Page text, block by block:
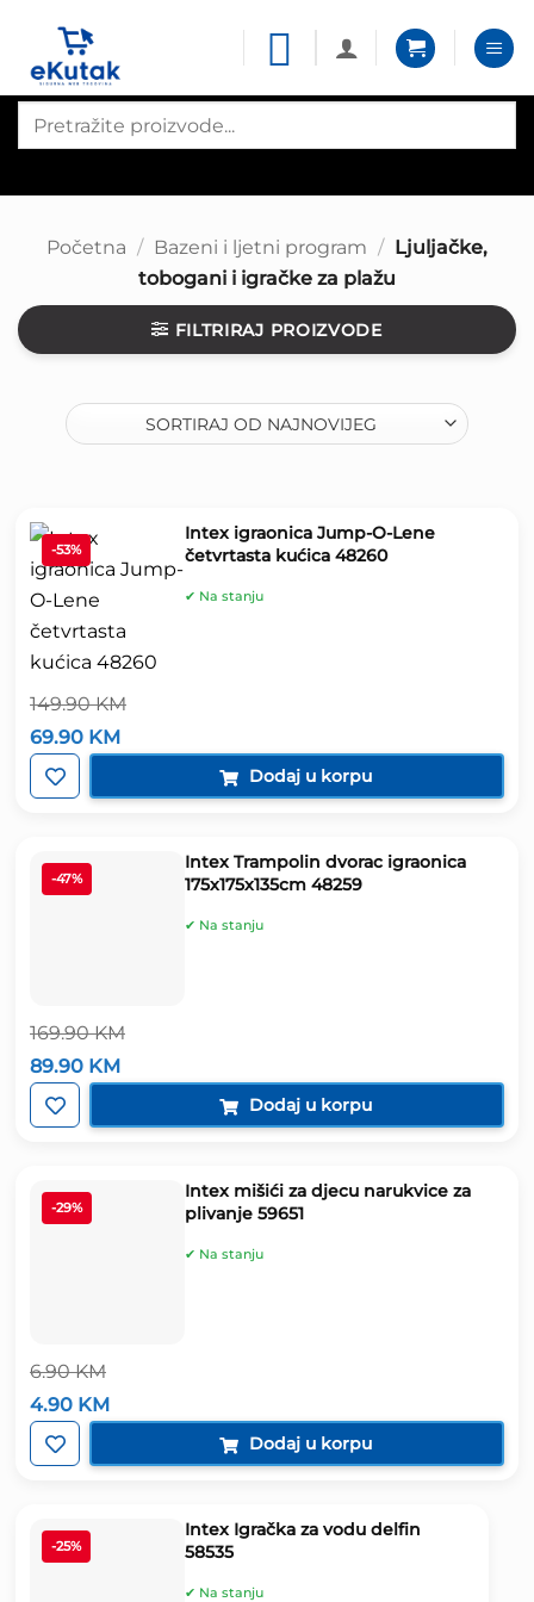
content
search
Početna / Bazeni i ljetni program / Ljuljačke,
tobogani i igračke za plažu
FILTRIRAJ PROIZVODE
-53%
149.90KM
Izvorna
cijena
bila
je:
69.90 KM
cijena
69.90 KM.
Intex igraonica Jump-O-Lene
četvrtasta kućica 48260
✔ Na stanju
Dodaj u korpu
-47%
169.90KM
Izvorna
cijena
bila
je:
89.90 KM
cijena
89.90 KM.
Intex Trampolin dvorac igraonica
175x175x135cm 48259
✔ Na stanju
Dodaj u korpu
-29%
6.90KM
Izvorna
cijena
bila
je:
4.90 KM
cijena
4.90 KM.
Intex mišići za djecu narukvice za
plivanje 59651
✔ Na stanju
Dodaj u korpu
-25%
Intex Igračka za vodu delfin
58535
✔ Na stanju